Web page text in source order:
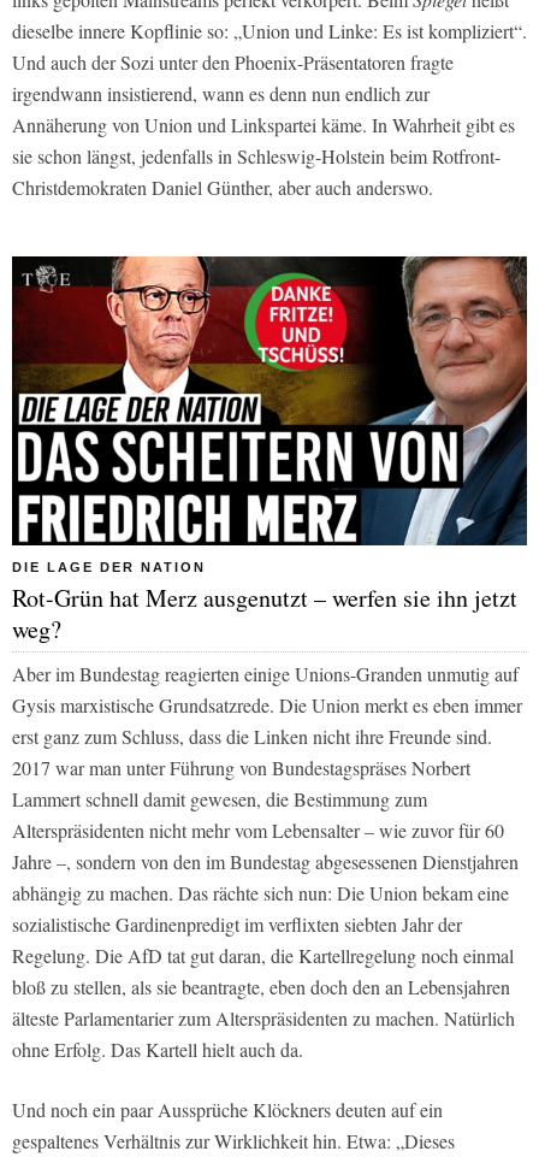
dieselbe innere Kopflinie so: „Union und Linke: Es ist kompliziert“.
Und auch der Sozi unter den Phoenix-Präsentatoren fragte
irgendwann insistierend, wann es denn nun endlich zur
Annäherung von Union und Linkspartei käme. In Wahrheit gibt es
sie schon längst, jedenfalls in Schleswig-Holstein beim Rotfront-
Christdemokraten Daniel Günther, aber auch anderswo.
DIE LAGE DER NATION
Rot-Grün hat Merz ausgenutzt – werfen sie ihn jetzt
weg?
Aber im Bundestag reagierten einige Unions-Granden unmutig auf
Gysis marxistische Grundsatzrede. Die Union merkt es eben immer
erst ganz zum Schluss, dass die Linken nicht ihre Freunde sind.
2017 war man unter Führung von Bundestagspräses Norbert
Lammert schnell damit gewesen, die Bestimmung zum
Alterspräsidenten nicht mehr vom Lebensalter – wie zuvor für 60
Jahre –, sondern von den im Bundestag abgesessenen Dienstjahren
abhängig zu machen. Das rächte sich nun: Die Union bekam eine
sozialistische Gardinenpredigt im verflixten siebten Jahr der
Regelung. Die AfD tat gut daran, die Kartellregelung noch einmal
bloß zu stellen, als sie beantragte, eben doch den an Lebensjahren
älteste Parlamentarier zum Alterspräsidenten zu machen. Natürlich
ohne Erfolg. Das Kartell hielt auch da.
Und noch ein paar Aussprüche Klöckners deuten auf ein
gespaltenes Verhältnis zur Wirklichkeit hin. Etwa: „Dieses